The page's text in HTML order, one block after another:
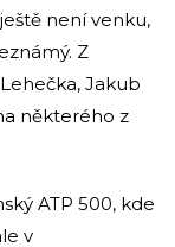
není venku,
Z
Jakub
některého z
ATP 500, kde
v